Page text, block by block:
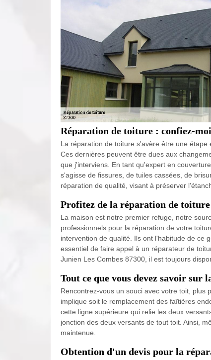
Réparation de toiture : confiez-
La réparation de toiture s'avère être une
Ces dernières peuvent être dues aux
que j'interviens. En tant qu'expert en
s'agisse de fissures, de tuiles cassées, de
réparation de qualité, visant à préserver
Profitez de la réparation de
La maison est notre premier refuge, notre
professionnels pour la réparation de votre
intervention de qualité. Ils ont l'habitude de ce
essentiel de faire appel à un réparateur de
Junien Les Combes 87300, il est toujours
Tout ce que vous devez savoir sur
Rencontrez-vous un souci avec votre toit,
implique soit le remplacement des faîtières
cette ligne supérieure qui relie les deux
jonction des deux versants de tout toit. Ainsi,
maintenue.
Obtention d'un devis pour la